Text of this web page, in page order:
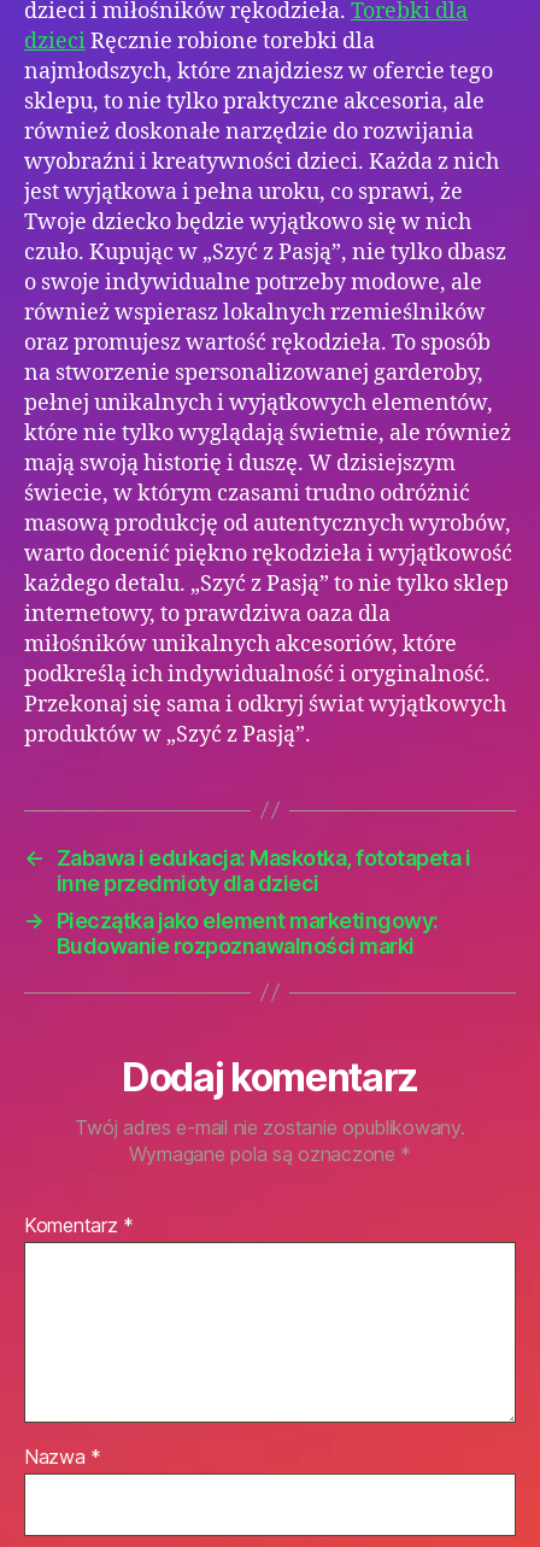
dzieci i miłośników rękodzieła. Torebki dla
dzieciRęcznie robione torebki dla
najmłodszych, które znajdziesz w ofercie tego
sklepu, to nie tylko praktyczne akcesoria, ale
również doskonałe narzędzie do rozwijania
wyobraźni i kreatywności dzieci. Każda z nich
jest wyjątkowa i pełna uroku, co sprawi, że
Twoje dziecko będzie wyjątkowo się w nich
czuło. Kupując w „Szyć z Pasją”, nie tylko dbasz
o swoje indywidualne potrzeby modowe, ale
również wspierasz lokalnych rzemieślników
oraz promujesz wartość rękodzieła. To sposób
na stworzenie spersonalizowanej garderoby,
pełnej unikalnych i wyjątkowych elementów,
które nie tylko wyglądają świetnie, ale również
mają swoją historię i duszę. W dzisiejszym
świecie, w którym czasami trudno odróżnić
masową produkcję od autentycznych wyrobów,
warto docenić piękno rękodzieła i wyjątkowość
każdego detalu. „Szyć z Pasją” to nie tylko sklep
internetowy, to prawdziwa oaza dla
miłośników unikalnych akcesoriów, które
podkreślą ich indywidualność i oryginalność.
Przekonaj się sama i odkryj świat wyjątkowych
produktów w „Szyć z Pasją”.
←
Zabawa i edukacja: Maskotka, fototapeta i
inne przedmioty dla dzieci
→
Pieczątka jako element marketingowy:
Budowanie rozpoznawalności marki
Dodaj komentarz
Twój adres e-mail nie zostanie opublikowany.
Wymagane pola są oznaczone *
Komentarz *
Nazwa *